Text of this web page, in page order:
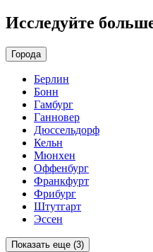
Исследуйте
Города
Берлин
Бонн
Гамбург
Ганновер
Дюссельдорф
Кельн
Мюнхен
Оффенбург
Франкфурт
Фрибург
Штутгарт
Эссен
Показать еще (3)